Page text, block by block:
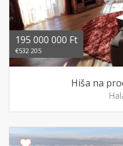
195 000 000 Ft
€532 205
Hiša na